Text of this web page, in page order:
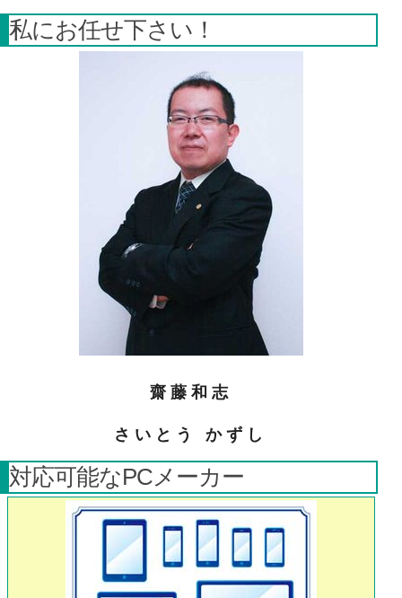
私にお任せ下さい！
齋藤和志
さいとう かずし
対応可能なPCメーカー